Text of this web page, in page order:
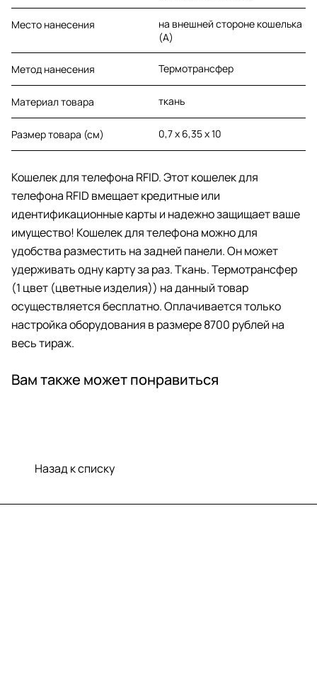
Место нанесения
на внешней стороне кошелька
(A)
Метод нанесения Термотрансфер
Материал товара ткань
Размер товара (см) 0,7 x 6,35 x 10
Кошелек для телефона RFID. Этот кошелек для
телефона RFID вмещает кредитные или
идентификационные карты и надежно защищает ваше
имущество! Кошелек для телефона можно для
удобства разместить на задней панели. Он может
удерживать одну карту за раз. Ткань. Термотрансфер
(1 цвет (цветные изделия)) на данный товар
осуществляется бесплатно. Оплачивается только
настройка оборудования в размере 8700 рублей на
весь тираж.
Вам также может понравиться
Назад к списку